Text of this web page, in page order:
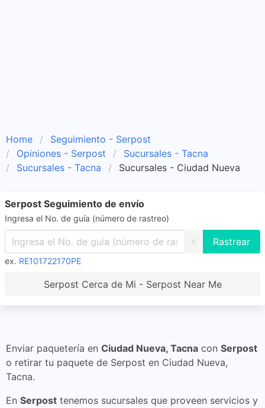
Home
Seguimiento - Serpost
Opiniones - Serpost
Sucursales - Tacna
Sucursales - Tacna
Sucursales - Ciudad Nueva
Serpost Seguimiento de envío
Ingresa el No. de guía (número de rastreo)
X
ex. RE101722170PE
Serpost Cerca de Mi - Serpost Near Me
Enviar paquetería en Ciudad Nueva, Tacna con Serpost
o retirar tu paquete de Serpost en Ciudad Nueva,
Tacna.
En Serpost tenemos sucursales que proveen servicios y